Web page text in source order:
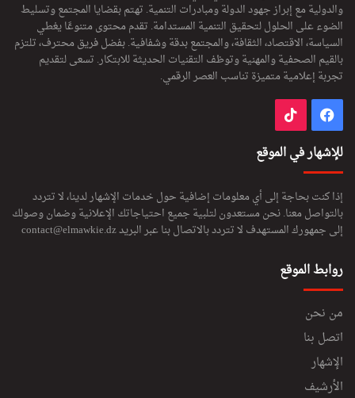
والدولية مع إبراز جهود الدولة ومبادرات التنمية. تهتم بقضايا المجتمع وتسليط
الضوء على الحلول لتحقيق التنمية المستدامة. تقدم محتوى متنوعًا يغطي
السياسة، الاقتصاد، الثقافة، والمجتمع بدقة وشفافية. بفضل فريق محترف، تلتزم
بالقيم الصحفية والمهنية وتوظف التقنيات الحديثة للابتكار. تسعى لتقديم
تجربة إعلامية متميزة تناسب العصر الرقمي.
فيسبوك
للإشهار في الموقع
إذا كنت بحاجة إلى أي معلومات إضافية حول خدمات الإشهار لدينا، لا تتردد
بالتواصل معنا. نحن مستعدون لتلبية جميع احتياجاتك الإعلانية وضمان وصولك
إلى جمهورك المستهدف لا تتردد بالاتصال بنا عبر البريدcontact@elmawkie.dz
روابط الموقع
من نحن
اتصل بنا
الإشهار
الأرشيف